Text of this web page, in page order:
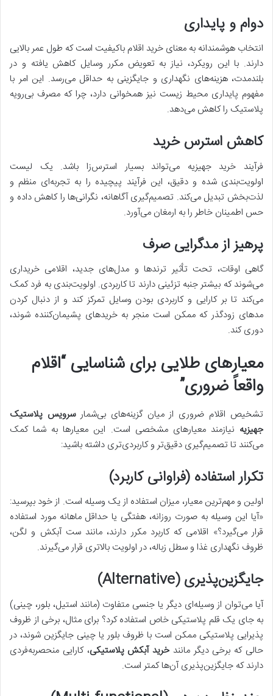
دوام و پایداری
انتخاب هوشمندانه به معنای خرید اقلام باکیفیت است که طول عمر بالایی
دارند. با این رویکرد، نیاز به تعویض مکرر وسایل کاهش یافته و در
بلندمدت، هزینه‌های نگهداری و جایگزینی به حداقل می‌رسد. این امر با
مفهوم پایداری محیط زیست نیز همخوانی دارد، چرا که مصرف بی‌رویه
پلاستیک را کاهش می‌دهد.
کاهش استرس خرید
فرآیند خرید جهیزیه می‌تواند بسیار استرس‌زا باشد. یک لیست
اولویت‌بندی شده و دقیق، این فرآیند پیچیده را به تجربه‌ای منظم و
لذت‌بخش تبدیل می‌کند. تصمیم‌گیری آگاهانه، نگرانی‌ها را کاهش داده و
حس اطمینان خاطر را به ارمغان می‌آورد.
پرهیز از مدگرایی صرف
گاهی اوقات، تحت تأثیر ترندها و مدل‌های جدید، اقلامی خریداری
می‌شوند که بیشتر جنبه تزئینی دارند تا کاربردی. اولویت‌بندی به فرد کمک
می‌کند تا بر کارایی و کاربردی بودن وسایل تمرکز کند و از دنبال کردن
مدهای زودگذر که ممکن است منجر به خریدهای پشیمان‌کننده شوند،
دوری کند.
معیارهای طلایی برای شناسایی “اقلام
واقعاً ضروری”
تشخیص اقلام ضروری از میان گزینه‌های بی‌شمار سرویس پلاستیک
جهیزیه نیازمند معیارهای مشخصی است. این معیارها به شما کمک
می‌کنند تا تصمیم‌گیری دقیق‌تر و کاربردی‌تری داشته باشید:
تکرار استفاده (فراوانی کاربرد)
اولین و مهم‌ترین معیار، میزان استفاده از یک وسیله است. از خود بپرسید:
«آیا این وسیله به صورت روزانه، هفتگی یا حداقل ماهانه مورد استفاده
قرار می‌گیرد؟» اقلامی که کاربرد مکرر دارند، مانند ست آبکش و لگن،
ظروف نگهداری غذا و سطل زباله، در اولویت بالاتری قرار می‌گیرند.
جایگزین‌پذیری (Alternative)
آیا می‌توان از وسیله‌ای دیگر یا جنسی متفاوت (مانند استیل، بلور، چینی)
به جای یک قلم پلاستیکی خاص استفاده کرد؟ برای مثال، برخی از ظروف
پذیرایی پلاستیکی ممکن است با ظروف بلور یا چینی جایگزین شوند، در
حالی که برخی دیگر مانند خرید آبکش پلاستیکی، کارایی منحصربه‌فردی
دارند که جایگزین‌پذیری آن‌ها کمتر است.